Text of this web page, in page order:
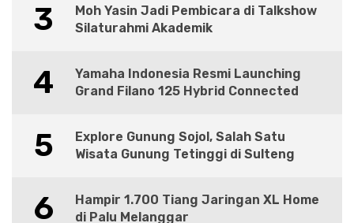
3
Moh Yasin Jadi Pembicara di Talkshow
Silaturahmi Akademik
4
Yamaha Indonesia Resmi Launching
Grand Filano 125 Hybrid Connected
5
Explore Gunung Sojol, Salah Satu
Wisata Gunung Tetinggi di Sulteng
6
Hampir 1.700 Tiang Jaringan XL Home
di Palu Melanggar